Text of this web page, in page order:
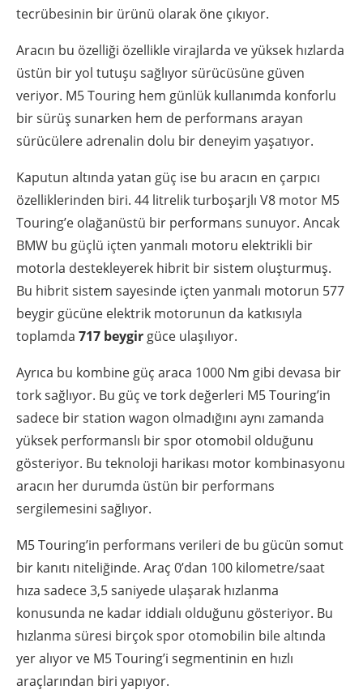
tecrübesinin bir ürünü olarak öne çıkıyor.
Aracın bu özelliği özellikle virajlarda ve yüksek hızlarda
üstün bir yol tutuşu sağlıyor sürücüsüne güven
veriyor. M5 Touring hem günlük kullanımda konforlu
bir sürüş sunarken hem de performans arayan
sürücülere adrenalin dolu bir deneyim yaşatıyor.
Kaputun altında yatan güç ise bu aracın en çarpıcı
özelliklerinden biri. 44 litrelik turboşarjlı V8 motor M5
Touring’e olağanüstü bir performans sunuyor. Ancak
BMW bu güçlü içten yanmalı motoru elektrikli bir
motorla destekleyerek hibrit bir sistem oluşturmuş.
Bu hibrit sistem sayesinde içten yanmalı motorun 577
beygir gücüne elektrik motorunun da katkısıyla
toplamda 717 beygir güce ulaşılıyor.
Ayrıca bu kombine güç araca 1000 Nm gibi devasa bir
tork sağlıyor. Bu güç ve tork değerleri M5 Touring’in
sadece bir station wagon olmadığını aynı zamanda
yüksek performanslı bir spor otomobil olduğunu
gösteriyor. Bu teknoloji harikası motor kombinasyonu
aracın her durumda üstün bir performans
sergilemesini sağlıyor.
M5 Touring’in performans verileri de bu gücün somut
bir kanıtı niteliğinde. Araç 0’dan 100 kilometre/saat
hıza sadece 3,5 saniyede ulaşarak hızlanma
konusunda ne kadar iddialı olduğunu gösteriyor. Bu
hızlanma süresi birçok spor otomobilin bile altında
yer alıyor ve M5 Touring’i segmentinin en hızlı
araçlarından biri yapıyor.